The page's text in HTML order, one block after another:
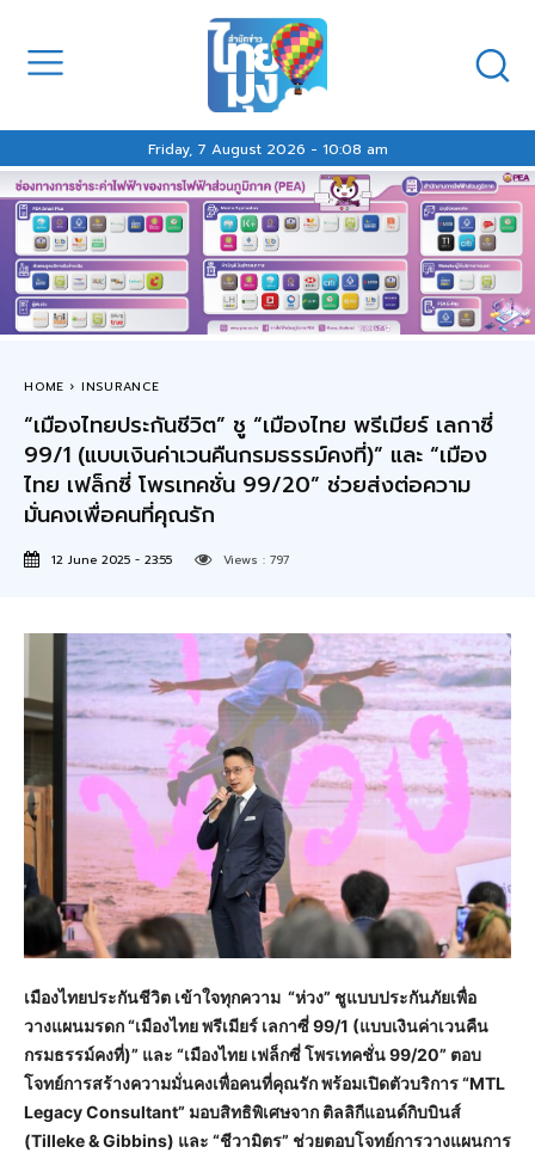
Friday, 7 August 2026 - 10:08 am
HOME INSURANCE
“เมืองไทยประกันชีวิต” ชู “เมืองไทย พรีเมียร์ เลกาซี่
99/1 (แบบเงินค่าเวนคืนกรมธรรม์คงที่)” และ “เมือง
ไทย เฟล็กซี่ โพรเทคชั่น 99/20” ช่วยส่งต่อความ
มั่นคงเพื่อคนที่คุณรัก
12 June 2025 - 23:55 Views : 797
เมืองไทยประกันชีวิต เข้าใจทุกความ “ห่วง” ชูแบบประกันภัยเพื่อ
วางแผนมรดก “เมืองไทย พรีเมียร์ เลกาซี่99/1 (แบบเงินค่าเวนคืน
กรมธรรม์คงที่)” และ “เมืองไทย เฟล็กซี่ โพรเทคชั่น 99/20” ตอบ
โจทย์การสร้างความมั่นคงเพื่อคนที่คุณรัก พร้อมเปิดตัวบริการ “MTL
Legacy Consultant” มอบสิทธิพิเศษจาก ติลลิกีแอนด์กิบบินส์
(Tilleke & Gibbins) และ “ชีวามิตร” ช่วยตอบโจทย์การวางแผนการ